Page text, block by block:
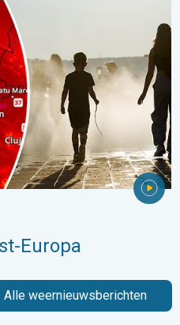
ruim 40 graden. . . dinsdag
Europa
Alle weernieuwsberichten